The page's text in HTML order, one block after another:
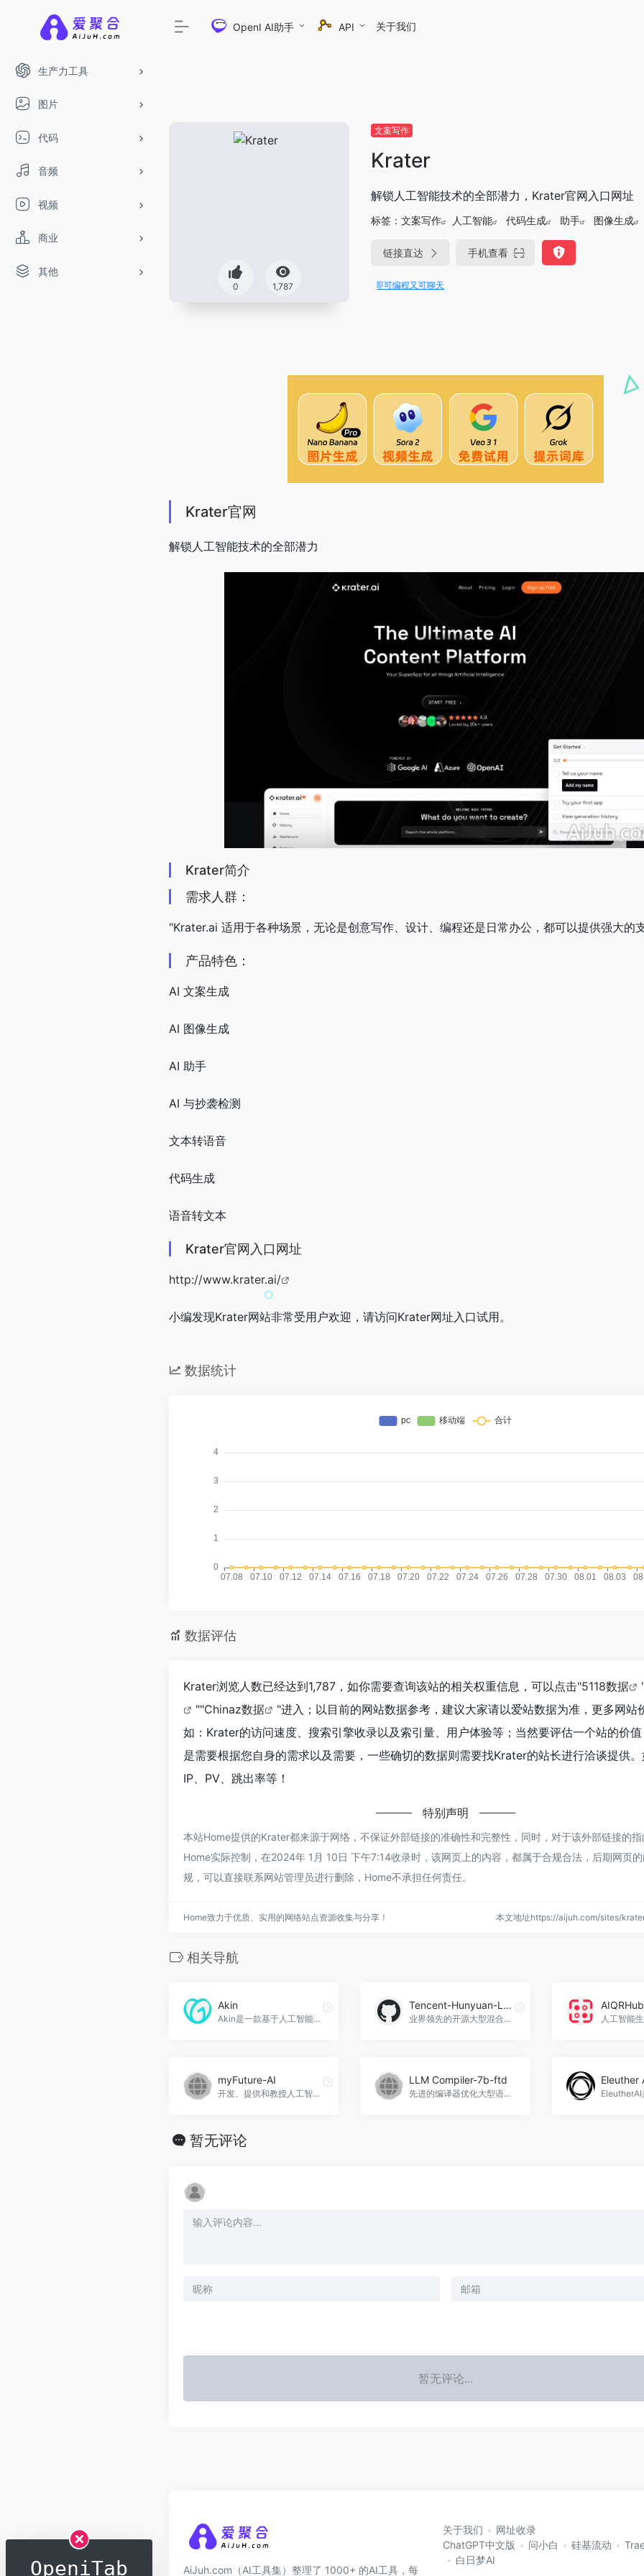
生产力工具
图片
代码
音频
视频
商业
其他
OpenI AI助手 API 关于我们
0 1,787
文案写作
Krater
解锁人工智能技术的全部潜力，Krater官网入口网址
标签： 文案写作 人工智能 代码生成 助手 图像生成
链接直达 手机查看
DeepSeek-R1、V3满血版免费用！- 字节Trae即可编程又可聊天
Krater官网
解锁人工智能技术的全部潜力
Krater简介
需求人群：
"Krater.ai 适用于各种场景，无论是创意写作、设计、编程还是日常办公，都可以提供强大的
产品特色：
AI 文案生成
AI 图像生成
AI 助手
AI 与抄袭检测
文本转语音
代码生成
语音转文本
Krater官网入口网址
http://www.krater.ai/
小编发现Krater网站非常受用户欢迎，请访问Krater网址入口试用。
数据统计
数据评估
Krater浏览人数已经达到1,787，如你需要查询该站的相关权重信息，可以点击"5118数据
""Chinaz数据
"进入；以目前的网站数据参考，建议大家请以爱站数据为准，更多网站
如：Krater的访问速度、搜索引擎收录以及索引量、用户体验等；当然要评估一个站的价
是需要根据您自身的需求以及需要，一些确切的数据则需要找Krater的站长进行洽谈提供
IP、PV、跳出率等！
特别声明
本站Home提供的Krater都来源于网络，不保证外部链接的准确性和完整性，同时，对于该外部链接的
Home实际控制，在2024年 1月 10日 下午7:14收录时，该网页上的内容，都属于合规合法，后期网页
规，可以直接联系网站管理员进行删除，Home不承担任何责任。
Home致力于优质、实用的网络站点资源收集与分享！ 本文地址https://aijuh.com/sites/
相关导航
Akin
Akin是一款基于人工智能的调查分析工具，可以帮助用户将调查数据转化为数据驱动的用户群体，并提供强大的文本分析功能，Akin官网入口网址
Tencent-Hunyuan-Large
业界领先的开源大型混合专家模型
AIQRHub
myFuture-AI
开发、提供和教授人工智能，myFuture-AI官网入口网址
LLM Compiler-7b-ftd
先进的编译器优化大型语言模型，LLM Compiler-7b-ftd官网入口网址
Eleuther
暂无评论
暂无评论...
AiJuh.com（AI工具集）整理了 1000+ 的AI工具，每
关于我们
网址收录
ChatGPT中文版
问小白 硅基流动
白日梦AI
OpeniTab